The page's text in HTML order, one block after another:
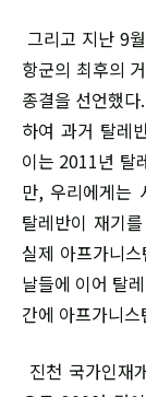
그리고 지난 9
항군의 최후의
종결을 선언했
하여 과거 탈레
이는 2011년 탈
만, 우리에게는
탈레반이 재기
실제 아프가니
날들에 이어 탈
간에 아프가니
진천 국가인재